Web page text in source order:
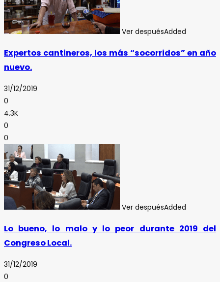
Ver despuésAdded
Expertos cantineros, los más “socorridos” en año
nuevo.
31/12/2019
0
4.3K
0
0
Ver despuésAdded
Lo bueno, lo malo y lo peor durante 2019 del
Congreso Local.
31/12/2019
0